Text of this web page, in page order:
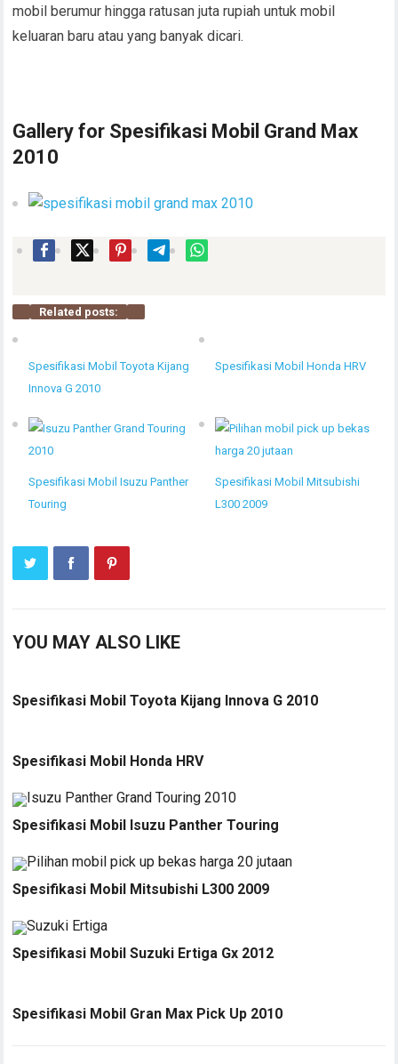
mobil berumur hingga ratusan juta rupiah untuk mobil
keluaran baru atau yang banyak dicari.
Gallery for Spesifikasi Mobil Grand Max
2010
Related posts:
Spesifikasi Mobil Toyota Kijang
Innova G 2010
Spesifikasi Mobil Honda HRV
Spesifikasi Mobil Isuzu Panther
Touring
Spesifikasi Mobil Mitsubishi
L300 2009
YOU MAY ALSO LIKE
Spesifikasi Mobil Toyota Kijang Innova G 2010
Spesifikasi Mobil Honda HRV
Spesifikasi Mobil Isuzu Panther Touring
Spesifikasi Mobil Mitsubishi L300 2009
Spesifikasi Mobil Suzuki Ertiga Gx 2012
Spesifikasi Mobil Gran Max Pick Up 2010